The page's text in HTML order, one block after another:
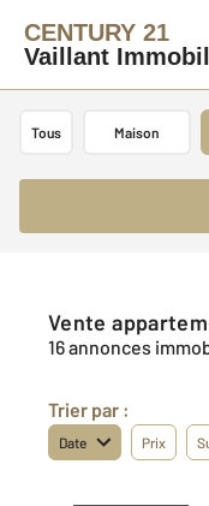
CENTURY 21
Vaillant
Tous Maison
Vente
16 annonces
Trier par :
Date Prix